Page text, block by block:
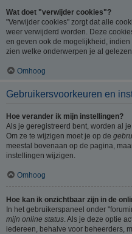
Wat doet "verwijder cookies"?
"Verwijder cookies" zorgt dat alle
weer verwijderd worden. Deze
en geven ook de mogelijkheid,
zien welke onderwerpen je al gelezen
Omhoog
Gebruikersvoorkeuren en
Hoe verander ik mijn instellingen?
Als je geregistreerd bent, worden al
Om ze te wijzigen moet je op de
meestal bovenaan op de pagina,
instellingen wijzigen.
Omhoog
Hoe kan ik onzichtbaar zijn in de
In het gebruikerspaneel onder
mijn online status . Als je deze optie
iedereen, behalve voor beheerders,